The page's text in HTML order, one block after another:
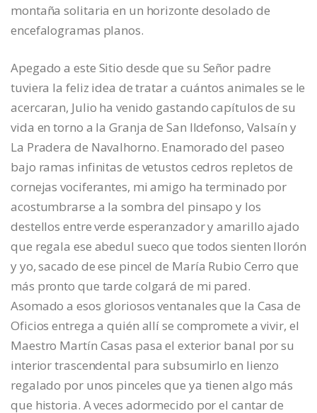
montaña solitaria en un horizonte desolado de
encefalogramas planos.
Apegado a este Sitio desde que su Señor padre
tuviera la feliz idea de tratar a cuántos animales se le
acercaran, Julio ha venido gastando capítulos de su
vida en torno a la Granja de San Ildefonso, Valsaín y
La Pradera de Navalhorno. Enamorado del paseo
bajo ramas infinitas de vetustos cedros repletos de
cornejas vociferantes, mi amigo ha terminado por
acostumbrarse a la sombra del pinsapo y los
destellos entre verde esperanzador y amarillo ajado
que regala ese abedul sueco que todos sienten llorón
y yo, sacado de ese pincel de María Rubio Cerro que
más pronto que tarde colgará de mi pared.
Asomado a esos gloriosos ventanales que la Casa de
Oficios entrega a quién allí se compromete a vivir, el
Maestro Martín Casas pasa el exterior banal por su
interior trascendental para subsumirlo en lienzo
regalado por unos pinceles que ya tienen algo más
que historia. A veces adormecido por el cantar de